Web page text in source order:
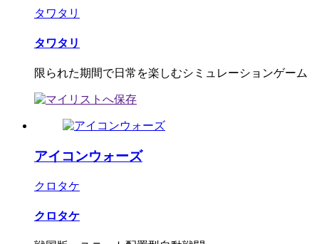
タワタリ
タワタリ
限られた期間で日常を楽しむシミュレーションゲーム
アイコンウォーズ
クロタケ
クロタケ